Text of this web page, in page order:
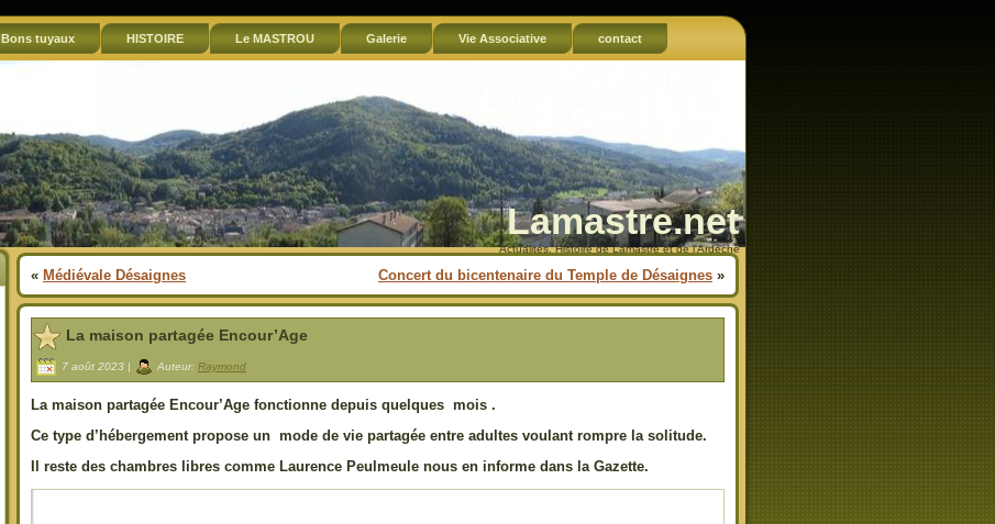
Bons tuyaux HISTOIRE Le MASTROU Galerie Vie Associative contact
Lamastre.net
Actualités, Histoire de Lamastre et de l'Ardèche
« Médiévale Désaignes Concert du bicentenaire du Temple de Désaignes »
La maison partagée Encour’Age
7 août 2023 | Auteur: Raymond
La maison partagée Encour’Age fonctionne depuis quelques mois .
Ce type d’hébergement propose un mode de vie partagée entre adultes voulant rompre la solitude.
Il reste des chambres libres comme Laurence Peulmeule nous en informe dans la Gazette.